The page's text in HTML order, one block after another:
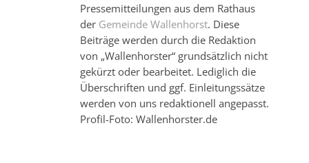
Pressemitteilungen aus dem Rathaus
der Gemeinde Wallenhorst. Diese
Beiträge werden durch die Redaktion
von „Wallenhorster“ grundsätzlich nicht
gekürzt oder bearbeitet. Lediglich die
Überschriften und ggf. Einleitungssätze
werden von uns redaktionell angepasst.
Profil-Foto: Wallenhorster.de